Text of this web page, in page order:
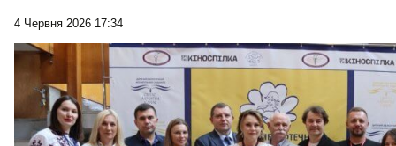
4 Червня 2026 17:34